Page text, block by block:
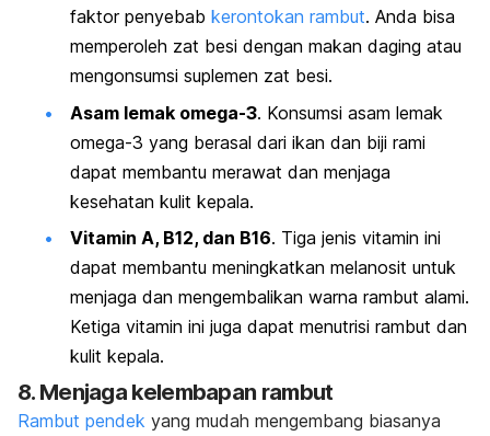
faktor penyebab kerontokan rambut. Anda bisa
memperoleh zat besi dengan makan daging atau
mengonsumsi suplemen zat besi.
Asam lemak omega-3. Konsumsi asam lemak
omega-3 yang berasal dari ikan dan biji rami
dapat membantu merawat dan menjaga
kesehatan kulit kepala.
Vitamin A, B12, dan B16. Tiga jenis vitamin ini
dapat membantu meningkatkan melanosit untuk
menjaga dan mengembalikan warna rambut alami.
Ketiga vitamin ini juga dapat menutrisi rambut dan
kulit kepala.
8. Menjaga kelembapan rambut
Rambut pendek yang mudah mengembang biasanya